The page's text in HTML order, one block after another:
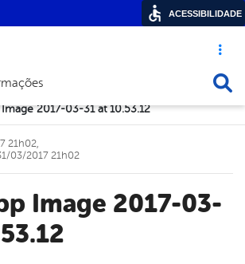
Acesso
de navegação
2017-03-31 at 10.53.12
21h02,
03/2017 21h02
ACESSIBILIDADE